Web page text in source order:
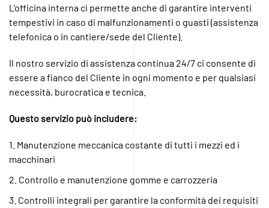
L'officina interna ci permette anche di garantire interventi
tempestivi in caso di malfunzionamenti o guasti (assistenza
telefonica o in cantiere/sede del Cliente).
Il nostro servizio di assistenza continua 24/7 ci consente di
essere a fianco del Cliente in ogni momento e per qualsiasi
necessità, burocratica e tecnica.
Questo servizio può includere:
1. Manutenzione meccanica costante di tutti i mezzi ed i
macchinari
2. Controllo e manutenzione gomme e carrozzeria
3. Controlli integrali per garantire la conformità dei requisiti